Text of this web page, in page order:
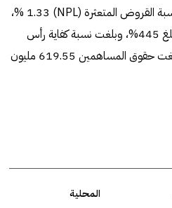
مليار دينار كويتي، في حين بلغت نسبة القروض المتعثرة (NPL) 1.33 %،
وقد تمت تغطيتها بمخصصات تبلغ 445%، وبلغت نسبة كفاية رأس
المال (CAR) 16.74 %، بينما بلغت حقوق المساهمين 619.55 مليون
المحلية